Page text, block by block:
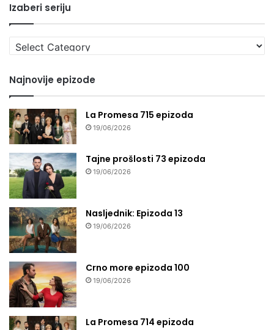
Izaberi seriju
Izaberi
seriju
Najnovije epizode
La Promesa 715 epizoda
19/06/2026
Tajne prošlosti 73 epizoda
19/06/2026
Nasljednik: Epizoda 13
19/06/2026
Crno more epizoda 100
19/06/2026
La Promesa 714 epizoda